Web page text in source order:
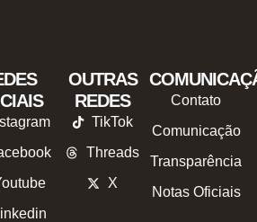
OUTRAS
REDES
TikTok
Threads
X
Contato
Comunicação
Transparência
Notas Oficiais